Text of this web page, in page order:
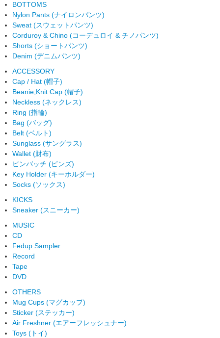
BOTTOMS
Nylon Pants (ナイロンパンツ)
Sweat (スウェットパンツ)
Corduroy & Chino (コーデュロイ & チノパンツ)
Shorts (ショートパンツ)
Denim (デニムパンツ)
ACCESSORY
Cap / Hat (帽子)
Beanie,Knit Cap (帽子)
Neckless (ネックレス)
Ring (指輪)
Bag (バッグ)
Belt (ベルト)
Sunglass (サングラス)
Wallet (財布)
ピンバッチ (ピンズ)
Key Holder (キーホルダー)
Socks (ソックス)
KICKS
Sneaker (スニーカー)
MUSIC
CD
Fedup Sampler
Record
Tape
DVD
OTHERS
Mug Cups (マグカップ)
Sticker (ステッカー)
Air Freshner (エアーフレッシュナー)
Toys (トイ)